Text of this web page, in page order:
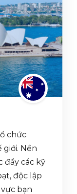
chức
Nền
đẩy các kỹ
độc lập
bạn